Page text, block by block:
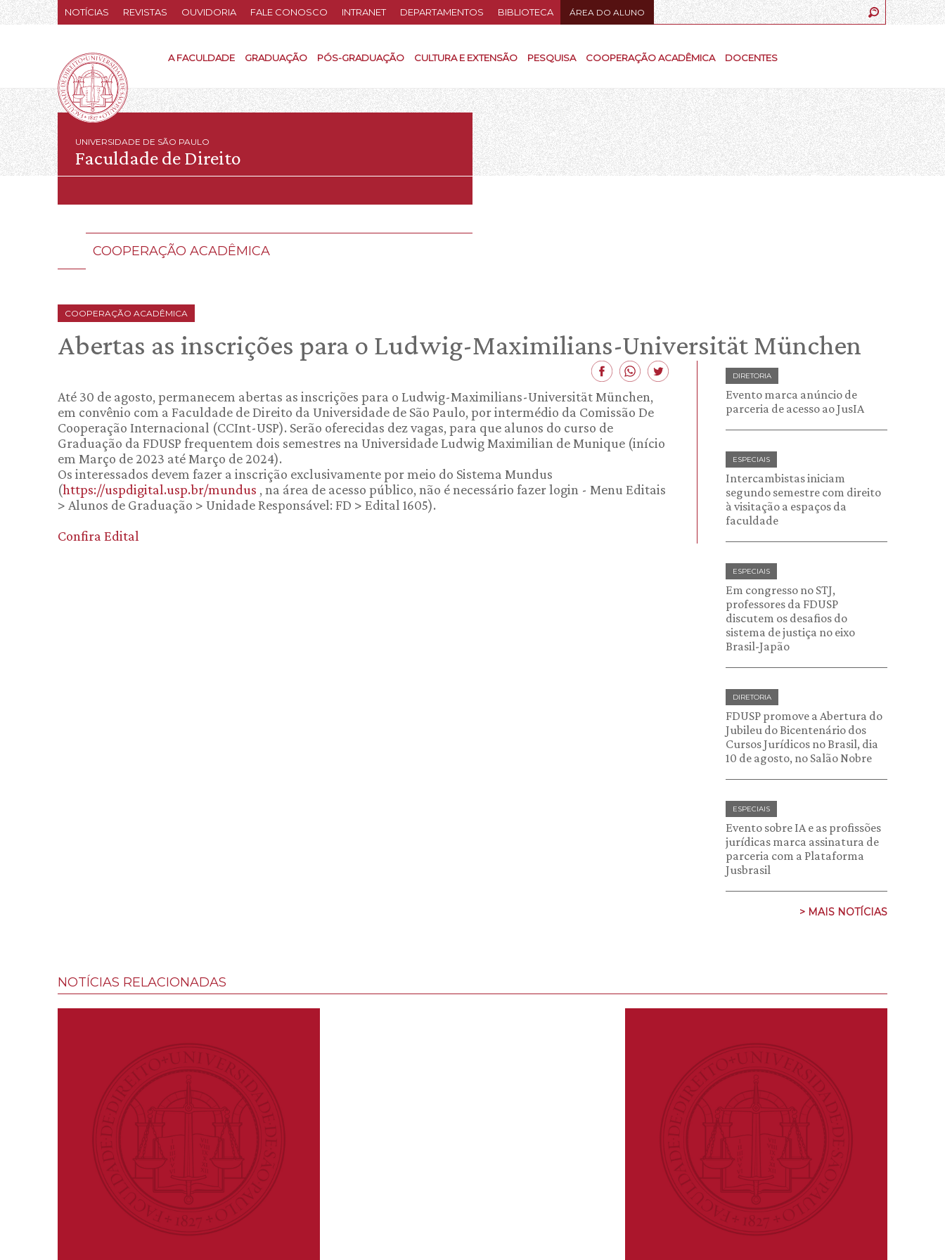
NOTÍCIAS REVISTAS OUVIDORIA FALE CONOSCO INTRANET DEPARTAMENTOS BIBLIOTECA ÁREA DO ALUNO
A FACULDADE GRADUAÇÃO PÓS-GRADUAÇÃO CULTURA E EXTENSÃO PESQUISA COOPERAÇÃO ACADÊMICA DOCENTES
UNIVERSIDADE DE SÃO PAULO
Faculdade de Direito
COOPERAÇÃO ACADÊMICA
COOPERAÇÃO ACADÊMICA
Abertas as inscrições para o Ludwig-Maximilians-Universität München
Até 30 de agosto, permanecem abertas as inscrições para o Ludwig-Maximilians-Universität München,
em convênio com a Faculdade de Direito da Universidade de São Paulo, por intermédio da Comissão De
Cooperação Internacional (CCInt-USP). Serão oferecidas dez vagas, para que alunos do curso de
Graduação da FDUSP frequentem dois semestres na Universidade Ludwig Maximilian de Munique (início
em Março de 2023 até Março de 2024).
Os interessados devem fazer a inscrição exclusivamente por meio do Sistema Mundus
(https://uspdigital.usp.br/mundus , na área de acesso público, não é necessário fazer login - Menu Editais
> Alunos de Graduação > Unidade Responsável: FD > Edital 1605).
Confira Edital
DIRETORIA
Evento marca anúncio de
parceria de acesso ao JusIA
ESPECIAIS
Intercambistas iniciam
segundo semestre com direito
à visitação a espaços da
faculdade
ESPECIAIS
Em congresso no STJ,
professores da FDUSP
discutem os desafios do
sistema de justiça no eixo
Brasil-Japão
DIRETORIA
FDUSP promove a Abertura do
Jubileu do Bicentenário dos
Cursos Jurídicos no Brasil, dia
10 de agosto, no Salão Nobre
ESPECIAIS
Evento sobre IA e as profissões
jurídicas marca assinatura de
parceria com a Plataforma
Jusbrasil
> MAIS NOTÍCIAS
NOTÍCIAS RELACIONADAS